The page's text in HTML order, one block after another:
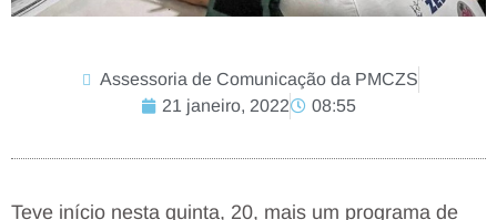
Assessoria de Comunicação da PMCZS
21 janeiro, 2022
08:55
Teve início nesta quinta, 20, mais um programa de